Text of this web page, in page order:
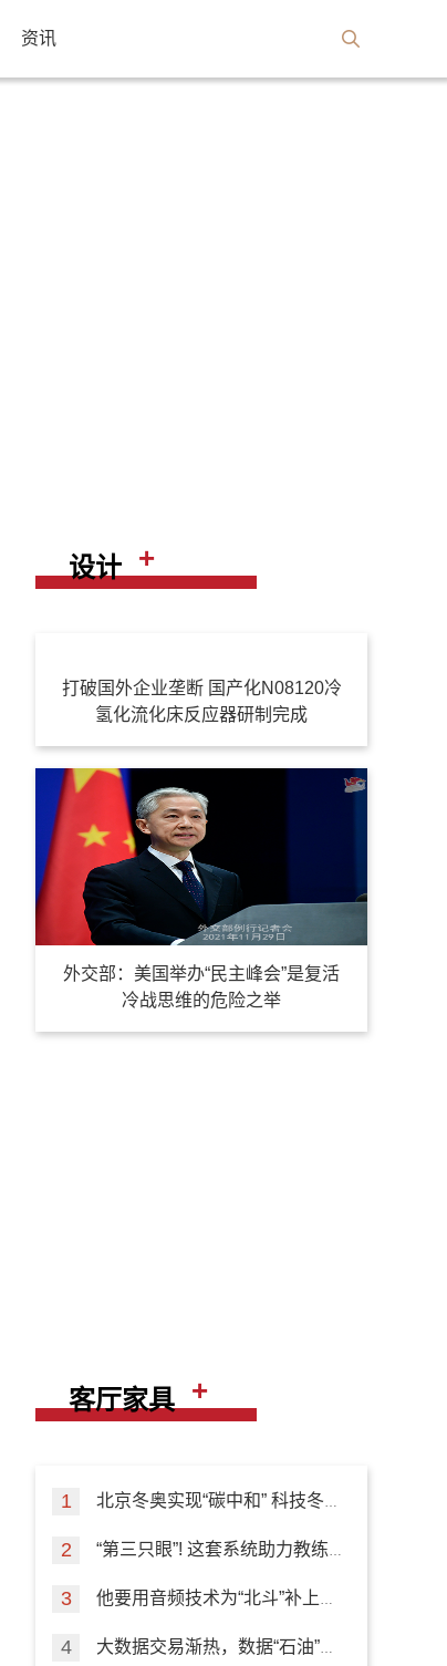
资讯
设计 +
打破国外企业垄断 国产化N08120冷
氢化流化床反应器研制完成
外交部：美国举办“民主峰会”是复活
冷战思维的危险之举
客厅家具 +
北京冬奥实现“碳中和” 科技冬奥
“第三只眼”! 这套系统助力教练
他要用音频技术为“北斗”补上室
大数据交易渐热，数据“石油”如